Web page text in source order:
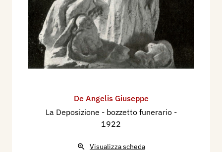
De Angelis Giuseppe
La Deposizione - bozzetto funerario -
1922
Visualizza scheda